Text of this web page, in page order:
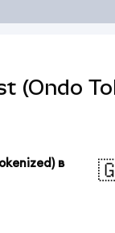
(Ondo
в